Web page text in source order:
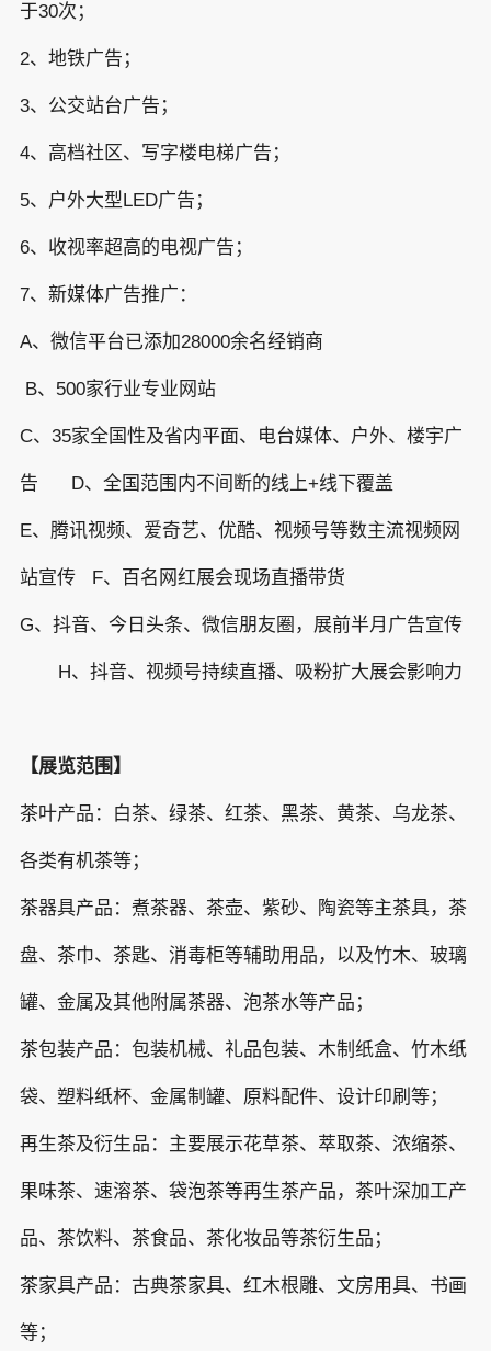
于30次；
2、地铁广告；
3、公交站台广告；
4、高档社区、写字楼电梯广告；
5、户外大型LED广告；
6、收视率超高的电视广告；
7、新媒体广告推广：
A、微信平台已添加28000余名经销商
B、500家行业专业网站
C、35家全国性及省内平面、电台媒体、户外、楼宇广
告 D、全国范围内不间断的线上+线下覆盖
E、腾讯视频、爱奇艺、优酷、视频号等数主流视频网
站宣传 F、百名网红展会现场直播带货
G、抖音、今日头条、微信朋友圈，展前半月广告宣传
H、抖音、视频号持续直播、吸粉扩大展会影响力
【展览范围】
茶叶产品：白茶、绿茶、红茶、黑茶、黄茶、乌龙茶、
各类有机茶等；
茶器具产品：煮茶器、茶壶、紫砂、陶瓷等主茶具，茶
盘、茶巾、茶匙、消毒柜等辅助用品，以及竹木、玻璃
罐、金属及其他附属茶器、泡茶水等产品；
茶包装产品：包装机械、礼品包装、木制纸盒、竹木纸
袋、塑料纸杯、金属制罐、原料配件、设计印刷等；
再生茶及衍生品：主要展示花草茶、萃取茶、浓缩茶、
果味茶、速溶茶、袋泡茶等再生茶产品，茶叶深加工产
品、茶饮料、茶食品、茶化妆品等茶衍生品；
茶家具产品：古典茶家具、红木根雕、文房用具、书画
等；